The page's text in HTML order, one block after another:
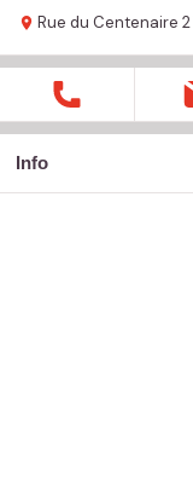
Rue du Centenaire 2
Info